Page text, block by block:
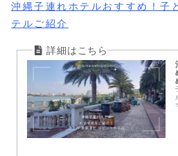
沖縄子連れホテルおすすめ！子
テルご紹介